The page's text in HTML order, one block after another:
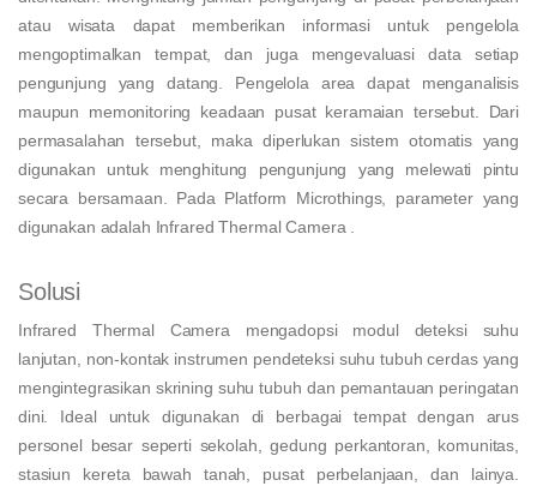
atau wisata dapat memberikan informasi untuk pengelola
mengoptimalkan tempat, dan juga mengevaluasi data setiap
pengunjung yang datang. Pengelola area dapat menganalisis
maupun memonitoring keadaan pusat keramaian tersebut. Dari
permasalahan tersebut, maka diperlukan sistem otomatis yang
digunakan untuk menghitung pengunjung yang melewati pintu
secara bersamaan. Pada Platform Microthings, parameter yang
digunakan adalah Infrared Thermal Camera .
Solusi
Infrared Thermal Camera mengadopsi modul deteksi suhu
lanjutan, non-kontak instrumen pendeteksi suhu tubuh cerdas yang
mengintegrasikan skrining suhu tubuh dan pemantauan peringatan
dini. Ideal untuk digunakan di berbagai tempat dengan arus
personel besar seperti sekolah, gedung perkantoran, komunitas,
stasiun kereta bawah tanah, pusat perbelanjaan, dan lainya.